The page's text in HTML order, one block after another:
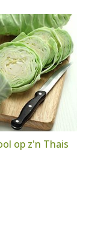
op z'n Thais